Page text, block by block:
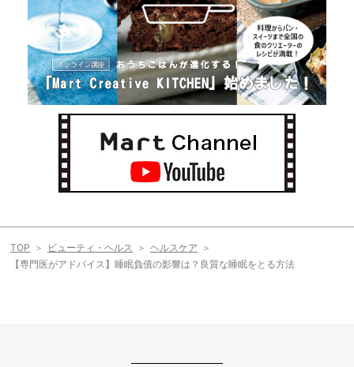
TOP ビューティ・ヘルス
ヘルスケア
【専門医がアドバイス】睡眠負債の影響は？良質な睡眠をとる方法